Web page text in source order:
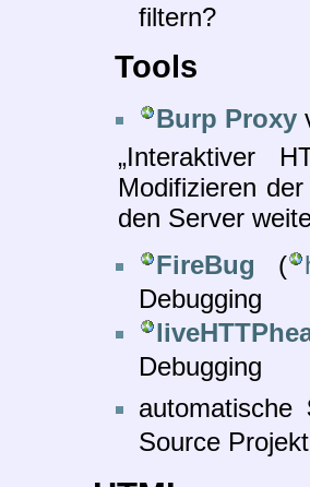
filtern?
Tools
Burp Proxy
„Interaktiver
Modifizieren
den Server
FireBug (
Debugging
Debugging
automatische
Source